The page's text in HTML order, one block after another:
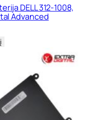
DELL 312-1008,
Advanced